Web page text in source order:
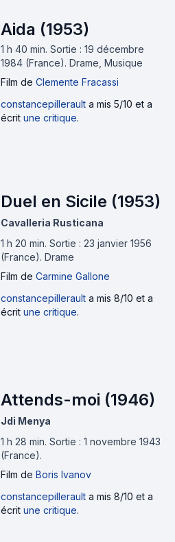
Aida (1953)
1 h 40 min. Sortie : 19 décembre
1984 (France). Drame, Musique
Film de Clemente Fracassi
constancepillerault a mis 5/10 et a
écrit une critique.
Duel en Sicile (1953)
Cavalleria Rusticana
1 h 20 min. Sortie : 23 janvier 1956
(France). Drame
Film de Carmine Gallone
constancepillerault a mis 8/10 et a
écrit une critique.
Attends-moi (1946)
Jdi Menya
1 h 28 min. Sortie : 1 novembre 1943
(France).
Film de Boris Ivanov
constancepillerault a mis 8/10 et a
écrit une critique.